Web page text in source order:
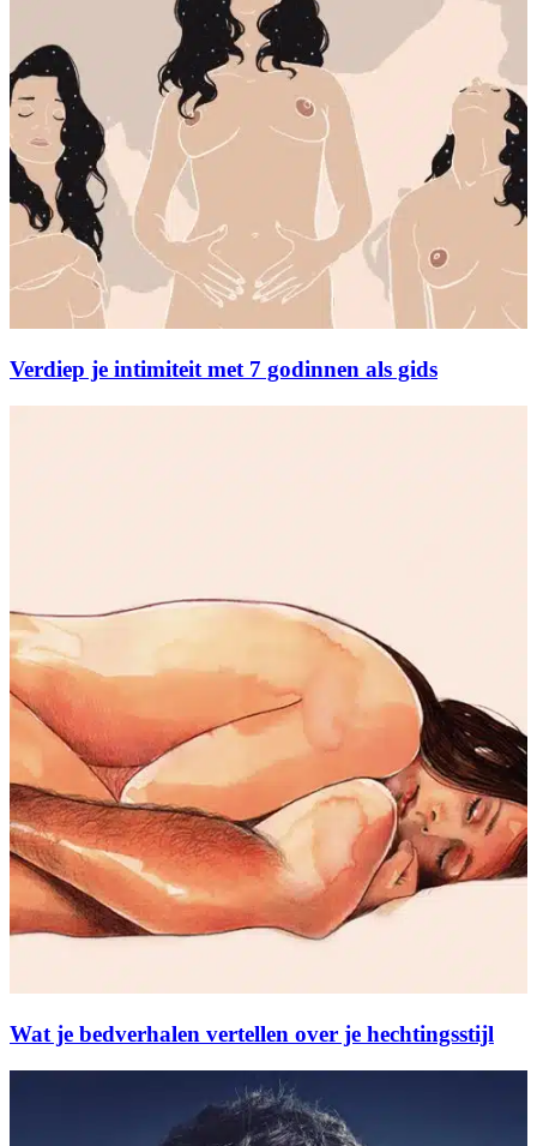
Verdiep je intimiteit met 7 godinnen als gids
Wat je bedverhalen vertellen over je hechtingsstijl